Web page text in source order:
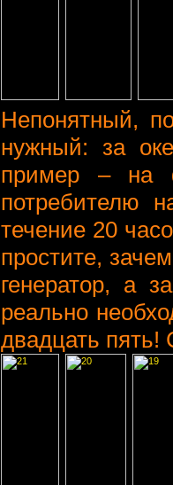
Непонятный,
нужный: за
пример – на
потребителю
течение 20
простите,
генератор, а
реально
двадцать пять!